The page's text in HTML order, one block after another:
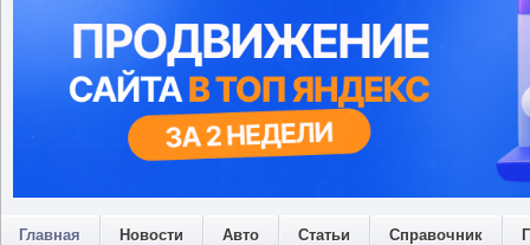
Главная Новости Авто Статьи Справочник